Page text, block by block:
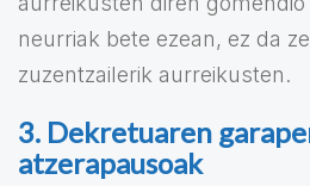
neurriak bete ezean, ez da
zuzentzailerik aurreikusten.
3. Dekretuaren
atzerapausoak